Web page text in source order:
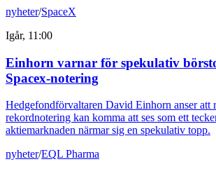
nyheter/SpaceX
Igår, 11:00
Einhorn varnar för spekulativ
Spacex-notering
Hedgefondförvaltaren David Einhorn anser att
rekordnotering kan komma att ses som ett
aktiemarknaden närmar sig en spekulativ topp.
nyheter/EQL Pharma